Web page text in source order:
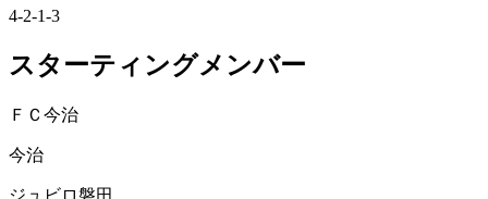
4-2-1-3
スターティングメンバー
ＦＣ今治
今治
ジュビロ磐田